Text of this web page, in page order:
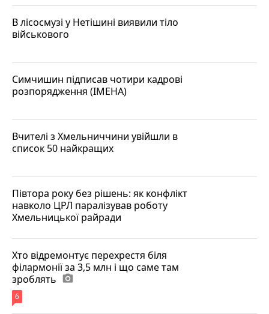
В лісосмузі у Нетішині виявили тіло
військового
Симчишин підписав чотири кадрові
розпорядження (ІМЕНА)
Вчителі з Хмельниччини увійшли в
список 50 найкращих
Півтора року без рішень: як конфлікт
навколо ЦРЛ паралізував роботу
Хмельницької райради
Хто відремонтує перехрестя біля
філармонії за 3,5 млн і що саме там
зроблять photo_camera
6